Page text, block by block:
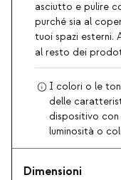
asciutto e pulire
purché sia ​​al
tuoi spazi esterni.
al resto dei
I colori o le
delle
dispositivo con
luminosità o
Dimensioni